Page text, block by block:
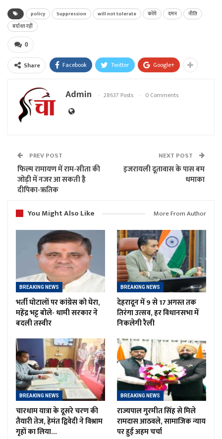
policy Suppression will not tolerate करेंगे दमन
नीति
बर्दाश्त नहीं
0
Share Facebook Twitter Google+
Admin 28637 Posts 0 Comments
PREV POST
फिल्म रामायण में राम-सीता की
जोड़ी में नजर आ सकती है
दीपिका-ऋतिक
NEXT POST
इजरायली दूतावास के पास बम
धमाका
You Might Also Like More From Author
BREAKING NEWS
भर्ती घोटालों पर कांग्रेस को घेरा,
महेंद्र भट्ट बोले- धामी सरकार ने
बदली तस्वीर
BREAKING NEWS
देहरादून में 9 से 17 अगस्त तक
तिरंगा उत्सव, हर विधानसभा में
निकलेगी रैली
BREAKING NEWS
चारधाम यात्रा के दूसरे चरण की
तैयारी तेज, हेमंत द्विवेदी ने विश्राम
गृहों का लिया…
BREAKING NEWS
राज्यपाल गुरमीत सिंह से मिले
रामदास आठवले, सामाजिक न्याय
पर हुई अहम चर्चा